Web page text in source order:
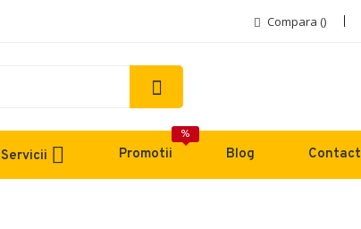
Compara ()
Servicii Promotii
%
Blog Contact